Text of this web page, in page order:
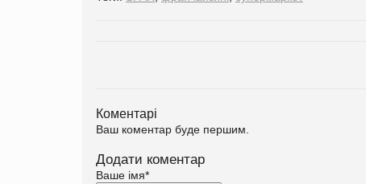
Коментарі
Ваш коментар буде першим.
Додати коментар
Ваше імя*